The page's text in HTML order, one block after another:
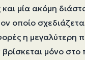
μία ακόμη
οποίο
η μεγαλύτερη
μόνο στο